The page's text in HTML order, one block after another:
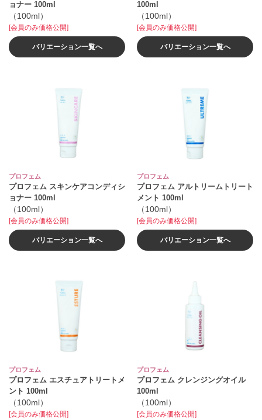
ョナー 100ml
（100ml）
[会員のみ価格公開]
バリエーション一覧へ
100ml
（100ml）
[会員のみ価格公開]
バリエーション一覧へ
プロフェム
プロフェム スキンケアコンディシ
ョナー 100ml
（100ml）
[会員のみ価格公開]
バリエーション一覧へ
プロフェム
プロフェム アルトリームトリート
メント 100ml
（100ml）
[会員のみ価格公開]
バリエーション一覧へ
プロフェム
プロフェム エスチュアトリートメ
ント 100ml
（100ml）
[会員のみ価格公開]
プロフェム
プロフェム クレンジングオイル
100ml
（100ml）
[会員のみ価格公開]